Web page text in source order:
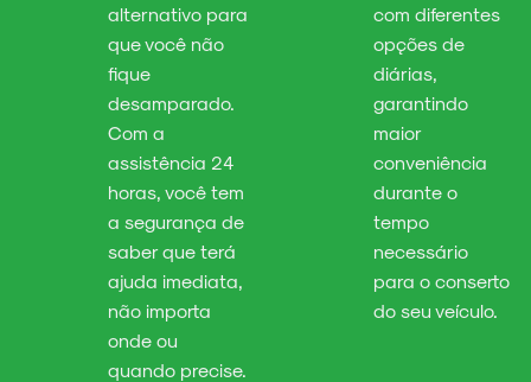
alternativo para
que você não
fique
desamparado.
Com a
assistência 24
horas, você tem
a segurança de
saber que terá
ajuda imediata,
não importa
onde ou
quando precise.
com diferentes
opções de
diárias,
garantindo
maior
conveniência
durante o
tempo
necessário
para o conserto
do seu veículo.